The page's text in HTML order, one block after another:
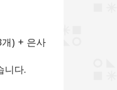
) + 은사
니다.